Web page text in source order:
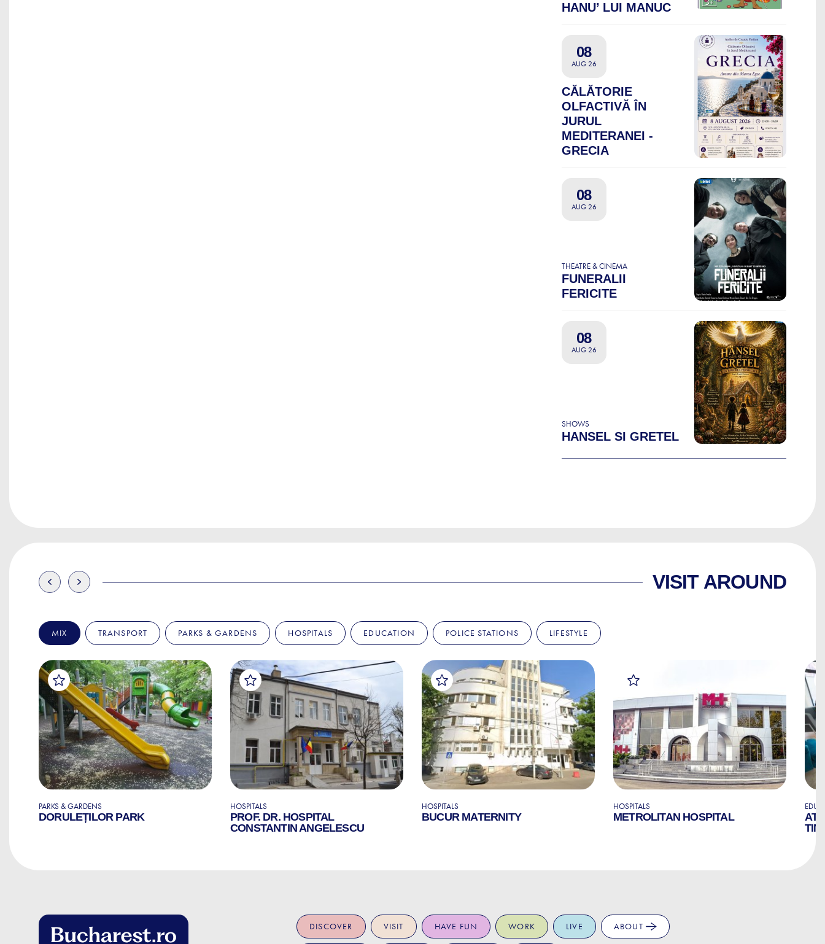
HANU’ LUI MANUC
08
AUG 26
CĂLĂTORIE
OLFACTIVĂ ÎN
JURUL
MEDITERANEI -
GRECIA
08
AUG 26
THEATRE & CINEMA
FUNERALII
FERICITE
08
AUG 26
SHOWS
HANSEL SI GRETEL
VISIT AROUND
MIX TRANSPORT PARKS & GARDENS HOSPITALS EDUCATION POLICE STATIONS LIFESTYLE
PARKS & GARDENS
DORULEȚILOR PARK
HOSPITALS
PROF. DR. HOSPITAL
CONSTANTIN ANGELESCU
HOSPITALS
BUCUR MATERNITY
HOSPITALS
METROLITAN HOSPITAL
DISCOVER VISIT HAVE FUN WORK LIVE ABOUT